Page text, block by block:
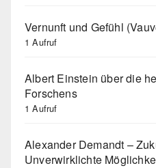
Vernunft und Gefühl
1 Aufruf
Albert Einstein über die
Forschens
1 Aufruf
Alexander Demandt –
Unverwirklichte